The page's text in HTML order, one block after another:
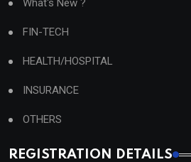
What's New ?
FIN-TECH
HEALTH/HOSPITAL
INSURANCE
OTHERS
REGISTRATION DETAILS